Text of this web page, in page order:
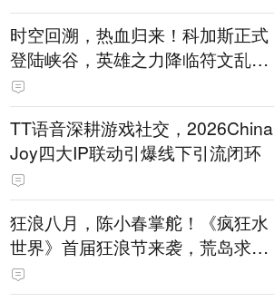
时空回溯，热血归来！科加斯正式
登陆峡谷，英雄之力降临符文乱
斗！
TT语音深耕游戏社交，2026China
Joy四大IP联动引爆线下引流闭环
狂浪八月，陈小春掌舵！《疯狂水
世界》首届狂浪节来袭，荒岛求生
直播即将开启